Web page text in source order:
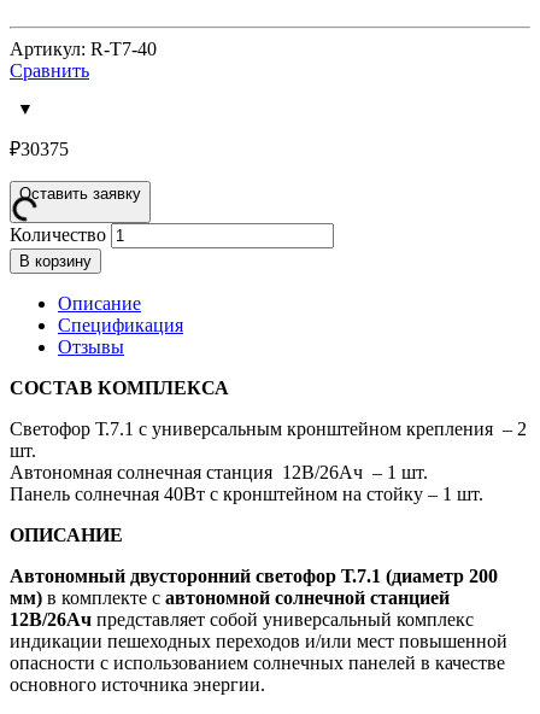
Артикул: R-Т7-40
Сравнить
₽30375
Оставить заявку
Количество
В корзину
Описание
Спецификация
Отзывы
СОСТАВ КОМПЛЕКСА
Светофор Т.7.1 с универсальным кронштейном крепления – 2
шт.
Автономная солнечная станция 12В/26Ач – 1 шт.
Панель солнечная 40Вт с кронштейном на стойку – 1 шт.
ОПИСАНИЕ
Автономный двусторонний светофор Т.7.1 (диаметр 200
мм) в комплекте с автономной солнечной станцией
12В/26Ач представляет собой универсальный комплекс
индикации пешеходных переходов и/или мест повышенной
опасности с использованием солнечных панелей в качестве
основного источника энергии.